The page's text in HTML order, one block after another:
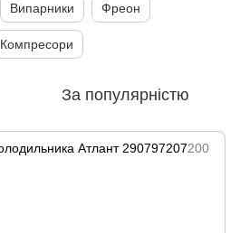
Випарники Фреон
Компресори
За популярністю